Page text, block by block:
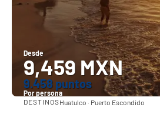
Desde
9,459 MXN
9.458 puntos
Por persona
Ver
DESTINOSHuatulco · Puerto Escondido